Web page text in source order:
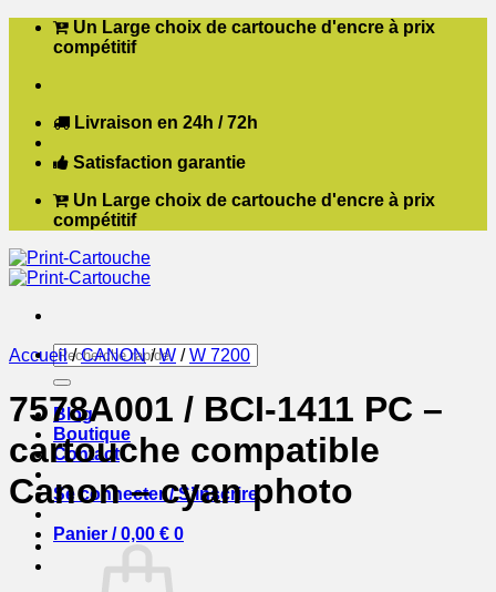
Passer Un Large choix de cartouche d'encre à prix
compétitif
Livraison en 24h / 72h
Satisfaction garantie
Un Large choix de cartouche d'encre à prix
compétitif
Recherche
pour :
Blog
Boutique
Contact
Se connecter / S’inscrire
Panier /0,00 € 0
Accueil / CANON / W / W 7200
7578A001 / BCI-1411 PC –
cartouche compatible
Canon – cyan photo